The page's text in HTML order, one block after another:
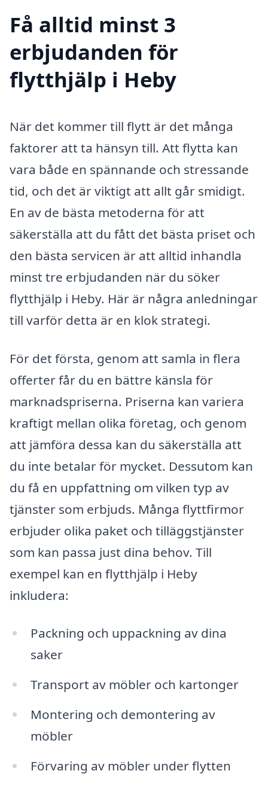
Få alltid minst 3
erbjudanden för
flytthjälp i Heby
När det kommer till flytt är det många
faktorer att ta hänsyn till. Att flytta kan
vara både en spännande och stressande
tid, och det är viktigt att allt går smidigt.
En av de bästa metoderna för att
säkerställa att du fått det bästa priset och
den bästa servicen är att alltid inhandla
minst tre erbjudanden när du söker
flytthjälp i Heby. Här är några anledningar
till varför detta är en klok strategi.
För det första, genom att samla in flera
offerter får du en bättre känsla för
marknadspriserna. Priserna kan variera
kraftigt mellan olika företag, och genom
att jämföra dessa kan du säkerställa att
du inte betalar för mycket. Dessutom kan
du få en uppfattning om vilken typ av
tjänster som erbjuds. Många flyttfirmor
erbjuder olika paket och tilläggstjänster
som kan passa just dina behov. Till
exempel kan en flytthjälp i Heby
inkludera:
Packning och uppackning av dina
saker
Transport av möbler och kartonger
Montering och demontering av
möbler
Förvaring av möbler under flytten